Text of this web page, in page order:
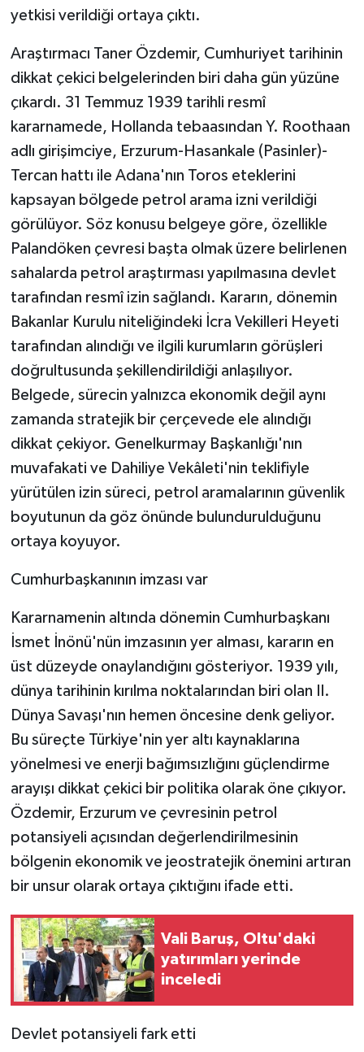
yetkisi verildiği ortaya çıktı.
Araştırmacı Taner Özdemir, Cumhuriyet tarihinin
dikkat çekici belgelerinden biri daha gün yüzüne
çıkardı. 31 Temmuz 1939 tarihli resmî
kararnamede, Hollanda tebaasından Y. Roothaan
adlı girişimciye, Erzurum-Hasankale (Pasinler)-
Tercan hattı ile Adana'nın Toros eteklerini
kapsayan bölgede petrol arama izni verildiği
görülüyor. Söz konusu belgeye göre, özellikle
Palandöken çevresi başta olmak üzere belirlenen
sahalarda petrol araştırması yapılmasına devlet
tarafından resmî izin sağlandı. Kararın, dönemin
Bakanlar Kurulu niteliğindeki İcra Vekilleri Heyeti
tarafından alındığı ve ilgili kurumların görüşleri
doğrultusunda şekillendirildiği anlaşılıyor.
Belgede, sürecin yalnızca ekonomik değil aynı
zamanda stratejik bir çerçevede ele alındığı
dikkat çekiyor. Genelkurmay Başkanlığı'nın
muvafakati ve Dahiliye Vekâleti'nin teklifiyle
yürütülen izin süreci, petrol aramalarının güvenlik
boyutunun da göz önünde bulundurulduğunu
ortaya koyuyor.
Cumhurbaşkanının imzası var
Kararnamenin altında dönemin Cumhurbaşkanı
İsmet İnönü'nün imzasının yer alması, kararın en
üst düzeyde onaylandığını gösteriyor. 1939 yılı,
dünya tarihinin kırılma noktalarından biri olan II.
Dünya Savaşı'nın hemen öncesine denk geliyor.
Bu süreçte Türkiye'nin yer altı kaynaklarına
yönelmesi ve enerji bağımsızlığını güçlendirme
arayışı dikkat çekici bir politika olarak öne çıkıyor.
Özdemir, Erzurum ve çevresinin petrol
potansiyeli açısından değerlendirilmesinin
bölgenin ekonomik ve jeostratejik önemini artıran
bir unsur olarak ortaya çıktığını ifade etti.
Vali Baruş, Oltu'daki
yatırımları yerinde
inceledi
Devlet potansiyeli fark etti